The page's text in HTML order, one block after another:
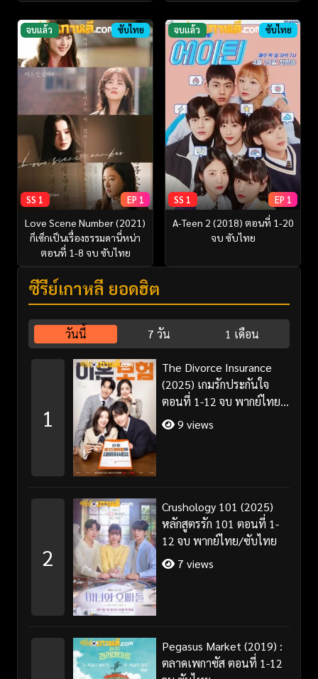
จบแล้ว ซับไทย
SS 1 EP 1
Love Scene Number (2021)
ก็เซ็กเป็นเรื่องธรรมดานี่หน่า
ตอนที่ 1-8 จบ ซับไทย
จบแล้ว ซับไทย
SS 1 EP 1
A-Teen 2 (2018) ตอนที่ 1-20
จบ ซับไทย
ซีรี่ย์เกาหลี ยอดฮิต
วันนี้ 7 วัน 1 เดือน
1
The Divorce Insurance
(2025) เกมรักประกันใจ
ตอนที่ 1-12 จบ พากย์ไทย
ซับไทย
9 views
2
Crushology 101 (2025)
หลักสูตรรัก 101 ตอนที่ 1-
12 จบ พากย์ไทย/ซับไทย
7 views
Pegasus Market (2019) :
ตลาดเพกาซัส ตอนที่ 1-12